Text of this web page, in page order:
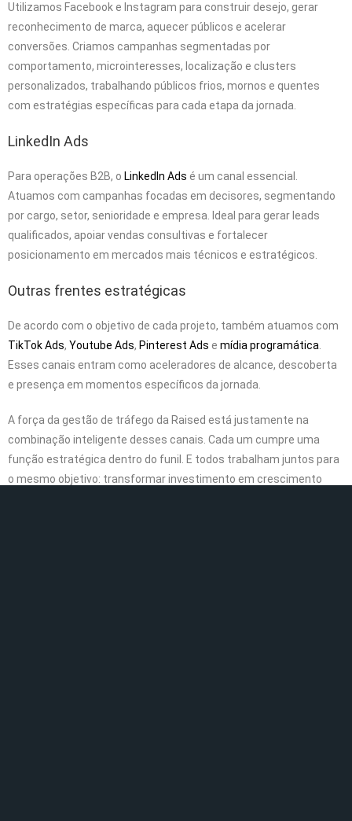
Utilizamos Facebook e Instagram para construir desejo, gerar
reconhecimento de marca, aquecer públicos e acelerar
conversões. Criamos campanhas segmentadas por
comportamento, microinteresses, localização e clusters
personalizados, trabalhando públicos frios, mornos e quentes
com estratégias específicas para cada etapa da jornada.
LinkedIn Ads
Para operações B2B, o LinkedIn Ads é um canal essencial.
Atuamos com campanhas focadas em decisores, segmentando
por cargo, setor, senioridade e empresa. Ideal para gerar leads
qualificados, apoiar vendas consultivas e fortalecer
posicionamento em mercados mais técnicos e estratégicos.
Outras frentes estratégicas
De acordo com o objetivo de cada projeto, também atuamos com
TikTok Ads, Youtube Ads, Pinterest Ads e mídia programática
Esses canais entram como aceleradores de alcance, descoberta
e presença em momentos específicos da jornada.
A força da gestão de tráfego da Raised está justamente na
combinação inteligente desses canais. Cada um cumpre uma
função estratégica dentro do funil. E todos trabalham juntos para
o mesmo objetivo: transformar investimento em crescimento